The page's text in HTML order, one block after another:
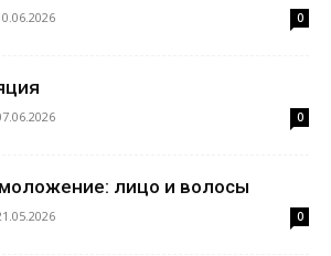
0
0
лицо и волосы
0